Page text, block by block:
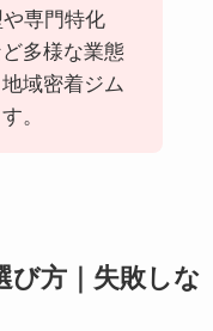
専門特化
多様な業態
域密着ジム
。
び方｜失敗しな